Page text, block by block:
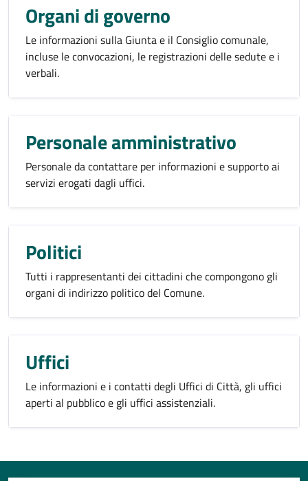
Organi di governo
Le informazioni sulla Giunta e il Consiglio comunale,
incluse le convocazioni, le registrazioni delle sedute e i
verbali.
Personale amministrativo
Personale da contattare per informazioni e supporto ai
servizi erogati dagli uffici.
Politici
Tutti i rappresentanti dei cittadini che compongono gli
organi di indirizzo politico del Comune.
Uffici
Le informazioni e i contatti degli Uffici di Città, gli uffici
aperti al pubblico e gli uffici assistenziali.